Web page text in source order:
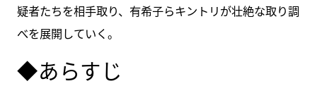
疑者たちを相手取り、有希子らキントリが壮絶な取り調
べを展開していく。
◆あらすじ